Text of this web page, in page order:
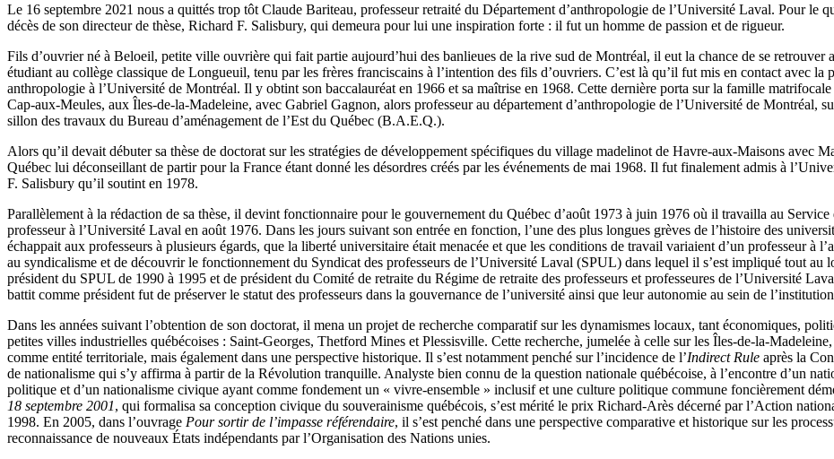
Le 16 septembre 2021 nous a quittés trop tôt Claude Bariteau, professeur retraité du Département d’anthropologie de l’Université Laval. Pour le
décès de son directeur de thèse, Richard F. Salisbury, qui demeura pour lui une inspiration forte : il fut un homme de passion et de rigueur.
Fils d’ouvrier né à Beloeil, petite ville ouvrière qui fait partie aujourd’hui des banlieues de la rive sud de Montréal, il eut la chance de se retrouver
étudiant au collège classique de Longueuil, tenu par les frères franciscains à l’intention des fils d’ouvriers. C’est là qu’il fut mis en contact avec la
anthropologie à l’Université de Montréal. Il y obtint son baccalauréat en 1966 et sa maîtrise en 1968. Cette dernière porta sur la famille
Cap-aux-Meules, aux Îles-de-la-Madeleine, avec Gabriel Gagnon, alors professeur au département d’anthropologie de l’Université de Montréal,
sillon des travaux du Bureau d’aménagement de l’Est du Québec (B.A.E.Q.).
Alors qu’il devait débuter sa thèse de doctorat sur les stratégies de développement spécifiques du village madelinot de Havre-aux-Maisons avec
Québec lui déconseillant de partir pour la France étant donné les désordres créés par les événements de mai 1968. Il fut finalement admis à
F. Salisbury qu’il soutint en 1978.
Parallèlement à la rédaction de sa thèse, il devint fonctionnaire pour le gouvernement du Québec d’août 1973 à juin 1976 où il travailla au
professeur à l’Université Laval en août 1976. Dans les jours suivant son entrée en fonction, l’une des plus longues grèves de l’histoire des
échappait aux professeurs à plusieurs égards, que la liberté universitaire était menacée et que les conditions de travail variaient d’un professeur à
au syndicalisme et de découvrir le fonctionnement du Syndicat des professeurs de l’Université Laval (SPUL) dans lequel il s’est impliqué tout
président du SPUL de 1990 à 1995 et de président du Comité de retraite du Régime de retraite des professeurs et professeures de l’Université
battit comme président fut de préserver le statut des professeurs dans la gouvernance de l’université ainsi que leur autonomie au sein de
Dans les années suivant l’obtention de son doctorat, il mena un projet de recherche comparatif sur les dynamismes locaux, tant économiques,
petites villes industrielles québécoises : Saint-Georges, Thetford Mines et Plessisville. Cette recherche, jumelée à celle sur les Îles-de-la-
comme entité territoriale, mais également dans une perspective historique. Il s’est notamment penché sur l’incidence de l’Indirect Rule après la
de nationalisme qui s’y affirma à partir de la Révolution tranquille. Analyste bien connu de la question nationale québécoise, à l’encontre d’un
politique et d’un nationalisme civique ayant comme fondement un « vivre-ensemble » inclusif et une culture politique commune foncièrement
18 septembre 2001, qui formalisa sa conception civique du souverainisme québécois, s’est mérité le prix Richard-Arès décerné par l’Action
1998. En 2005, dans l’ouvrage Pour sortir de l’impasse référendaire, il s’est penché dans une perspective comparative et historique sur les
reconnaissance de nouveaux États indépendants par l’Organisation des Nations unies.